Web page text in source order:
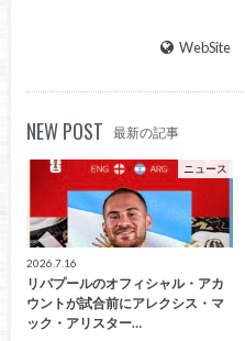
WebSite
NEW POST 最新の記事
ニュース
2026.7.16
リバプールのオフィシャル・アカ
ウントが試合前にアレクシス・マ
ック・アリスター…